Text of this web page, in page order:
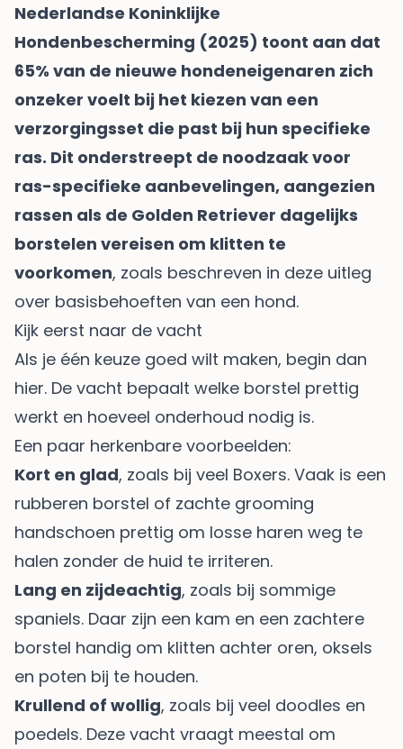
Nederlandse Koninklijke
Hondenbescherming (2025) toont aan dat
65% van de nieuwe hondeneigenaren zich
onzeker voelt bij het kiezen van een
verzorgingsset die past bij hun specifieke
ras. Dit onderstreept de noodzaak voor
ras-specifieke aanbevelingen, aangezien
rassen als de Golden Retriever dagelijks
borstelen vereisen om klitten te
voorkomen, zoals beschreven in deze uitleg
over basisbehoeften van een hond.
Kijk eerst naar de vacht
Als je één keuze goed wilt maken, begin dan
hier. De vacht bepaalt welke borstel prettig
werkt en hoeveel onderhoud nodig is.
Een paar herkenbare voorbeelden:
Kort en glad, zoals bij veel Boxers. Vaak is een
rubberen borstel of zachte grooming
handschoen prettig om losse haren weg te
halen zonder de huid te irriteren.
Lang en zijdeachtig, zoals bij sommige
spaniels. Daar zijn een kam en een zachtere
borstel handig om klitten achter oren, oksels
en poten bij te houden.
Krullend of wollig, zoals bij veel doodles en
poedels. Deze vacht vraagt meestal om